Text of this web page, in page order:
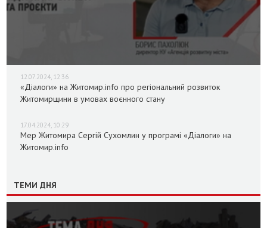
12.07.2024, 12:36
«Діалоги» на Житомир.info про регіональний розвиток
Житомирщини в умовах воєнного стану
17.04.2024, 10:29
Мер Житомира Сергій Сухомлин у програмі «Діалоги» на
Житомир.info
ТЕМИ ДНЯ